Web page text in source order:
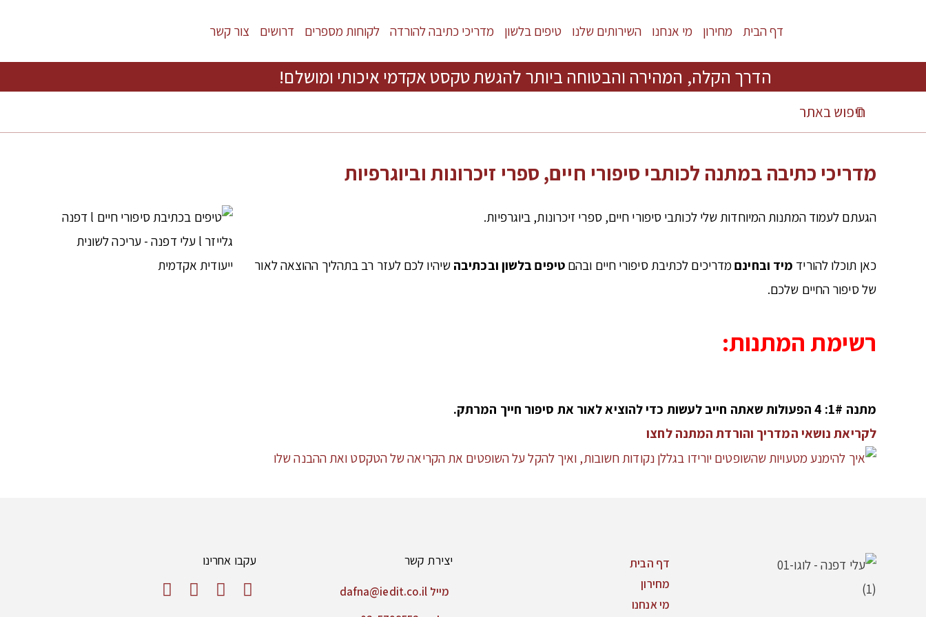
דף הבית מחירון מי אנחנו השירותים שלנו טיפים בלשון מדריכי כתיבה להורדה לקוחות מספרים דרושים צור קשר
הדרך הקלה, המהירה והבטוחה ביותר להגשת טקסט אקדמי איכותי ומושלם!
מדריכי כתיבה במתנה לכותבי סיפורי חיים, ספרי זיכרונות וביוגרפיות
הגעתם לעמוד המתנות המיוחדות שלי לכותבי סיפורי חיים, ספרי זיכרונות, ביוגרפיות.
כאן תוכלו להוריד מיד ובחינםמדריכים לכתיבת סיפורי חיים ובהםטיפים בלשון ובכתיבהשיהיו לכם לעזר רב בתהליך ההוצאה לאור
של סיפור החיים שלכם.
רשימת המתנות:
מתנה 1#: 4 הפעולות שאתה חייב לעשות כדי להוציא לאור את סיפור חייך המרתק.
לקריאת נושאי המדריך והורדת המתנה לחצו
דף הבית
מחירון
מי אנחנו
יצירת קשר
מייל dafna@iedit.co.il
עקבו אחרינו